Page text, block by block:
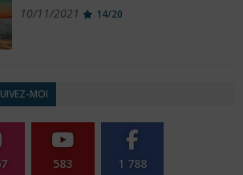
10/11/2021
14/20
MOI
583 1 788